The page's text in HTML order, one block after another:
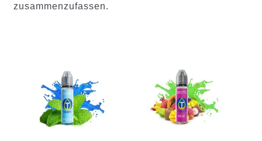
zusammenzufassen.